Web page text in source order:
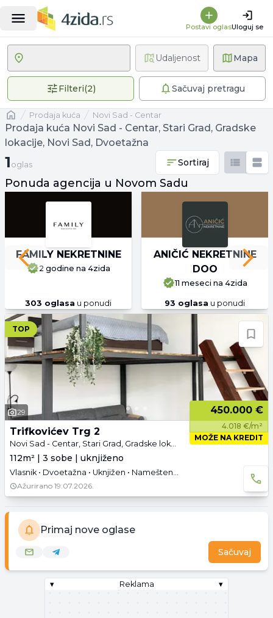
Postavi oglasUloguj se
Mapa
Filteri(2)2 primenjena filteraSačuvaj pretragu
Udaljenost
Naslovnaprodaja kuća Novi Sad - Centar
Prodaja kuća Novi Sad - Centar, Stari Grad, Gradske
lokacije, Novi Sad, Dvoetažna
1 oglas
1 oglas Sortiraj
Ponuda agencija u Novom Sadu
FAMILY NEKRETNINE
2 godine na 4zida
303 oglasa u ponudi
ANIČIĆ NEKRETNINE
DOO
11 meseci na 4zida
93 oglasa u ponudi
Previous slide Next
TOP
29 450.000 €
4.018 €/m²
MOŽE NA KREDIT
Trifkovićev Trg 2
Novi Sad - Centar, Stari Grad, Gradske lokacije, Novi Sad
112m² | 3 sobe | uknjiženo
Vlasnik • Dvoetažna • Uknjižen • Namešteno • Parking
Ažurirano 19.07.2026.
Primaj nove oglase
Sačuvaj
▾ Reklama ▾